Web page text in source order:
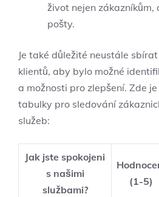
život nejen zákazníkům,
pošty.
Je také důležité neustále
klientů, aby bylo možné
a možnosti pro zlepšení. Zde
tabulky pro sledování
služeb:
Jak jste spokojeni
s našimi
službami?
(1-5)